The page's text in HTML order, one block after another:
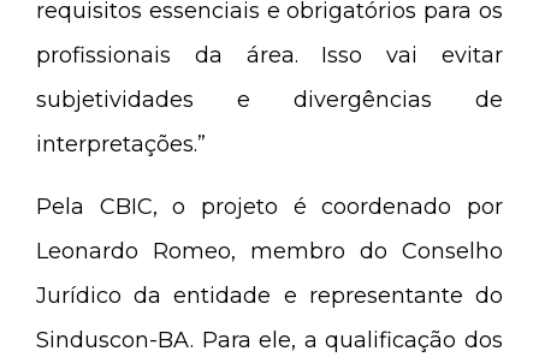
requisitos essenciais e obrigatórios para os
profissionais da área. Isso vai evitar
subjetividades e divergências de
interpretações.”
Pela CBIC, o projeto é coordenado por
Leonardo Romeo, membro do Conselho
Jurídico da entidade e representante do
Sinduscon-BA. Para ele, a qualificação dos